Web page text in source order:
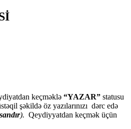
keçməklə “YAZAR” statusu
şəkildə öz yazılarınızı dərc edə
). Qeydiyyatdan keçmək üçün